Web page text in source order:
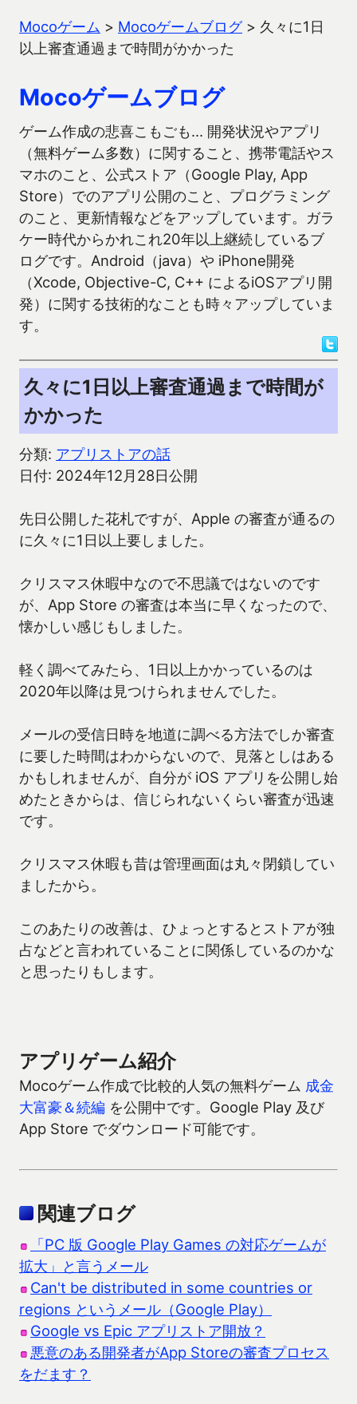
Mocoゲーム > Mocoゲームブログ> 久々に1日
以上審査通過まで時間がかかった
Mocoゲームブログ
ゲーム作成の悲喜こもごも… 開発状況やアプリ
（無料ゲーム多数）に関すること、携帯電話やス
マホのこと、公式ストア（Google Play, App
Store）でのアプリ公開のこと、プログラミング
のこと、更新情報などをアップしています。ガラ
ケー時代からかれこれ20年以上継続しているブ
ログです。Android（java）や iPhone開発
（Xcode, Objective-C, C++ によるiOSアプリ開
発）に関する技術的なことも時々アップしていま
す。
久々に1日以上審査通過まで時間が
かかった
分類: アプリストアの話
日付: 2024年12月28日公開
先日公開した花札ですが、Apple の審査が通るの
に久々に1日以上要しました。
クリスマス休暇中なので不思議ではないのです
が、App Store の審査は本当に早くなったので、
懐かしい感じもしました。
軽く調べてみたら、1日以上かかっているのは
2020年以降は見つけられませんでした。
メールの受信日時を地道に調べる方法でしか審査
に要した時間はわからないので、見落としはある
かもしれませんが、自分が iOS アプリを公開し始
めたときからは、信じられないくらい審査が迅速
です。
クリスマス休暇も昔は管理画面は丸々閉鎖してい
ましたから。
このあたりの改善は、ひょっとするとストアが独
占などと言われていることに関係しているのかな
と思ったりもします。
アプリゲーム紹介
Mocoゲーム作成で比較的人気の無料ゲーム 成金
大富豪＆続編 を公開中です。Google Play 及び
App Store でダウンロード可能です。
関連ブログ
「PC 版 Google Play Games の対応ゲームが
拡大」と言うメール
Can't be distributed in some countries or
regions というメール（Google Play）
Google vs Epic アプリストア開放？
悪意のある開発者がApp Storeの審査プロセス
をだます？